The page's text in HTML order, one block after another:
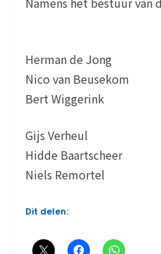
Herman de Jong
Nico van Beusekom
Bert Wiggerink
Gijs Verheul
Hidde Baartscheer
Niels Remortel
Dit delen: